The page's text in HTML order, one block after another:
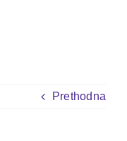
Prethodna